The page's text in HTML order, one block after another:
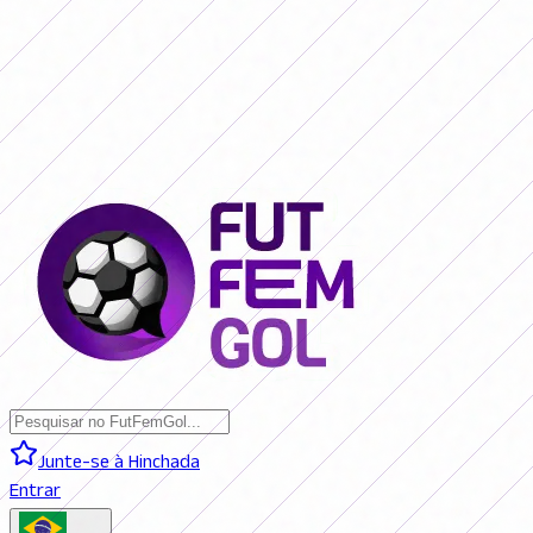
SAN LORENZO 0 - 0 BOCA JRS. (AO VIVO)RIVER PLATE 0 - 0
RACING (AO VIVO)
RACING 0 - 0 SAN LORENZO (FINAL)
BOCA JRS. 3
- 1 RIVER PLATE (FINAL)
BELGRANO 2 - 0 BANFIELD (FINAL)
SAN
LORENZO 0 - 0 BOCA JRS. (AO VIVO)
RIVER PLATE 0 - 0 RACING
(AO VIVO)
RACING 0 - 0 SAN LORENZO (FINAL)BOCA JRS. 3 - 1
RIVER PLATE (FINAL)
BELGRANO 2 - 0 BANFIELD (FINAL)
Junte-se à Hinchada
Entrar